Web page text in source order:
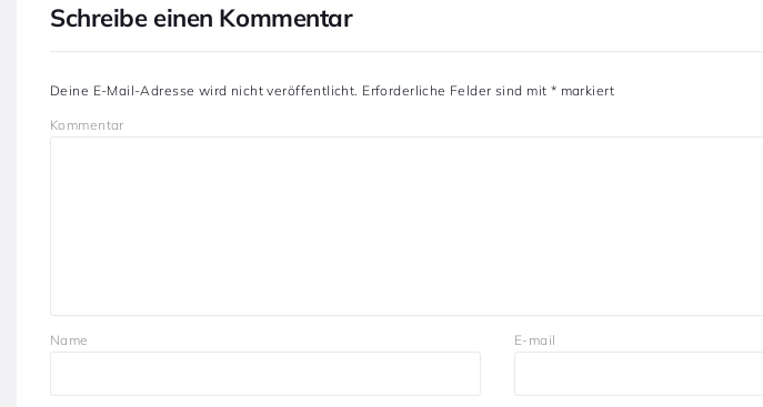
Schreibe einen Kommentar
Deine E-Mail-Adresse wird nicht veröffentlicht. Erforderliche Felder sind mit * markiert
Kommentar
Name E-mail